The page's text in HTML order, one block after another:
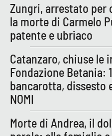
Cosenza
Lamezia Terme
PROGETTI
SPECIALI
Buona Sanità Calabria
LA
CALABRIAVISIONE
Zungri, arrestato per
la morte di Carmelo
patente e ubriaco
Catanzaro, chiuse le
Fondazione Betania:
bancarotta, dissesto
NOMI
Morte di Andrea, il